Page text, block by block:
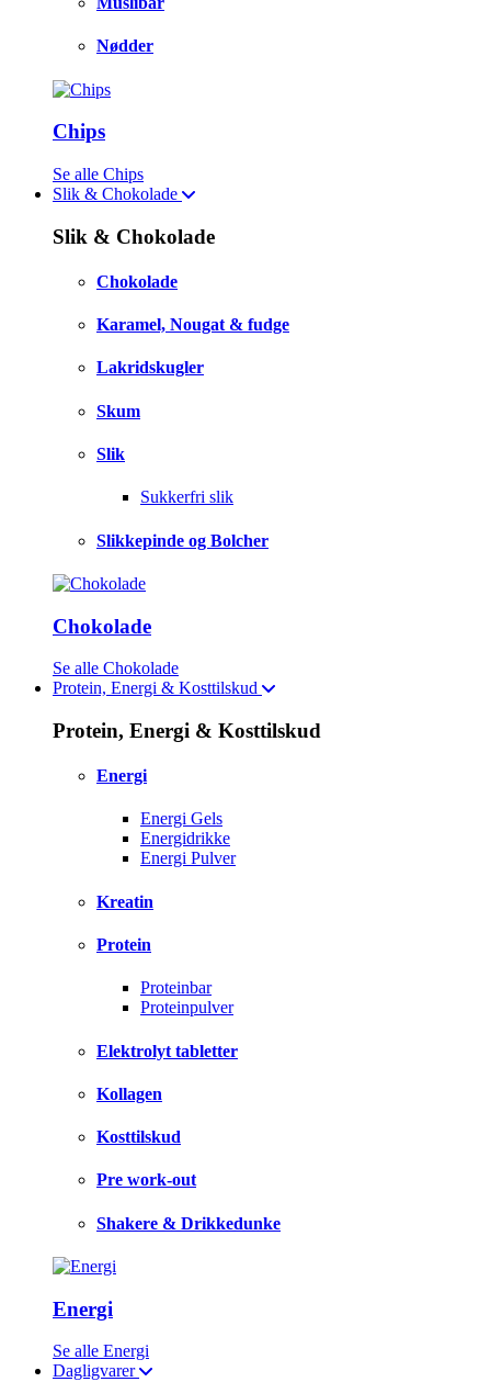
Nødder
Chips
Se alle Chips
Slik & Chokolade
Slik & Chokolade
Chokolade
Karamel, Nougat & fudge
Lakridskugler
Skum
Slik
Sukkerfri slik
Slikkepinde og Bolcher
Chokolade
Se alle Chokolade
Protein, Energi & Kosttilskud
Protein, Energi & Kosttilskud
Energi
Energi Gels
Energidrikke
Energi Pulver
Kreatin
Protein
Proteinbar
Proteinpulver
Elektrolyt tabletter
Kollagen
Kosttilskud
Pre work-out
Shakere & Drikkedunke
Energi
Se alle Energi
Dagligvarer